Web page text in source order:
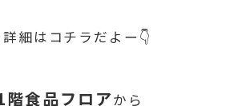
細はコチラだよー👇
階食品フロアから